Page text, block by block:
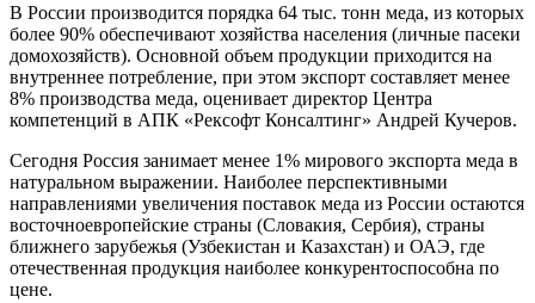
В России производится порядка 64 тыс. тонн меда, из которых
более 90% обеспечивают хозяйства населения (личные пасеки
домохозяйств). Основной объем продукции приходится на
внутреннее потребление, при этом экспорт составляет менее
8% производства меда, оценивает директор Центра
компетенций в АПК «Рексофт Консалтинг» Андрей Кучеров.
Сегодня Россия занимает менее 1% мирового экспорта меда в
натуральном выражении. Наиболее перспективными
направлениями увеличения поставок меда из России остаются
восточноевропейские страны (Словакия, Сербия), страны
ближнего зарубежья (Узбекистан и Казахстан) и ОАЭ, где
отечественная продукция наиболее конкурентоспособна по
цене.